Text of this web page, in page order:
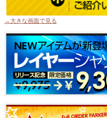
→大きな画面で見る